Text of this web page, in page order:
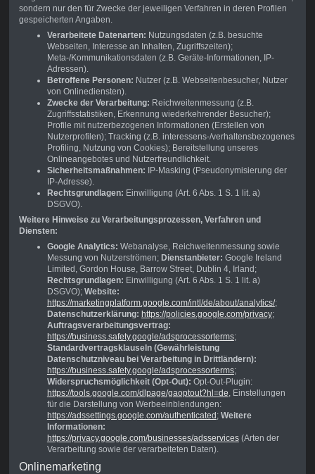
sondern nur den für Zwecke der jeweiligen Verfahren in deren Profilen
gespeicherten Angaben.
Verarbeitete Datenarten: Nutzungsdaten (z.B. besuchte
Webseiten, Interesse an Inhalten, Zugriffszeiten);
Meta-/Kommunikationsdaten (z.B. Geräte-Informationen, IP-
Adressen).
Betroffene Personen: Nutzer (z.B. Webseitenbesucher, Nutzer
von Onlinediensten).
Zwecke der Verarbeitung: Reichweitenmessung (z.B.
Zugriffsstatistiken, Erkennung wiederkehrender Besucher);
Profile mit nutzerbezogenen Informationen (Erstellen von
Nutzerprofilen); Tracking (z.B. interessens-/verhaltensbezogenes
Profiling, Nutzung von Cookies); Bereitstellung unseres
Onlineangebotes und Nutzerfreundlichkeit.
Sicherheitsmaßnahmen: IP-Masking (Pseudonymisierung der
IP-Adresse).
Rechtsgrundlagen: Einwilligung (Art. 6 Abs. 1 S. 1 lit. a)
DSGVO).
Weitere Hinweise zu Verarbeitungsprozessen, Verfahren und
Diensten:
Google Analytics: Webanalyse, Reichweitenmessung sowie
Messung von Nutzerströmen; Dienstanbieter: Google Ireland
Limited, Gordon House, Barrow Street, Dublin 4, Irland;
Rechtsgrundlagen: Einwilligung (Art. 6 Abs. 1 S. 1 lit. a)
DSGVO); Website:
https://marketingplatform.google.com/intl/de/about/analytics/;
Datenschutzerklärung: https://policies.google.com/privacy;
Auftragsverarbeitungsvertrag:
https://business.safety.google/adsprocessorterms;
Standardvertragsklauseln (Gewährleistung
Datenschutzniveau bei Verarbeitung in Drittländern):
https://business.safety.google/adsprocessorterms;
Widerspruchsmöglichkeit (Opt-Out): Opt-Out-Plugin:
https://tools.google.com/dlpage/gaoptout?hl=de, Einstellungen
für die Darstellung von Werbeeinblendungen:
https://adssettings.google.com/authenticated ; Weitere
Informationen:
https://privacy.google.com/businesses/adsservices(Arten der
Verarbeitung sowie der verarbeiteten Daten).
Onlinemarketing